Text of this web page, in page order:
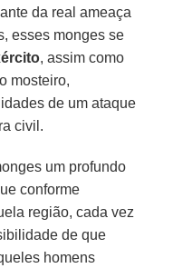
da real ameaça
esses monges se
, assim como
mosteiro,
de um ataque
civil.
um profundo
conforme
região, cada vez
de que
homens